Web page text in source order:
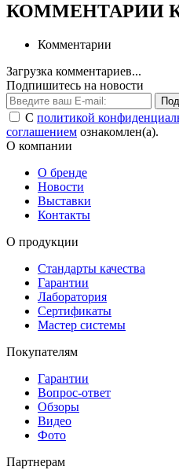
КОММЕНТАРИИ
Комментарии
Загрузка комментариев...
Подпишитесь на новости
С политикой
соглашением ознакомлен(а).
О компании
О бренде
Новости
Выставки
Контакты
О продукции
Стандарты качества
Гарантии
Лаборатория
Сертификаты
Мастер системы
Покупателям
Гарантии
Вопрос-ответ
Обзоры
Видео
Фото
Партнерам